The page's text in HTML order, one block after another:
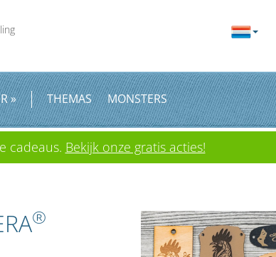
» THEMAS MONSTERS
cadeaus. Bekijk onze gratis acties!
®